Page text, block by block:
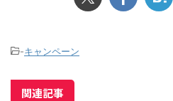
-キャンペーン
関連記事